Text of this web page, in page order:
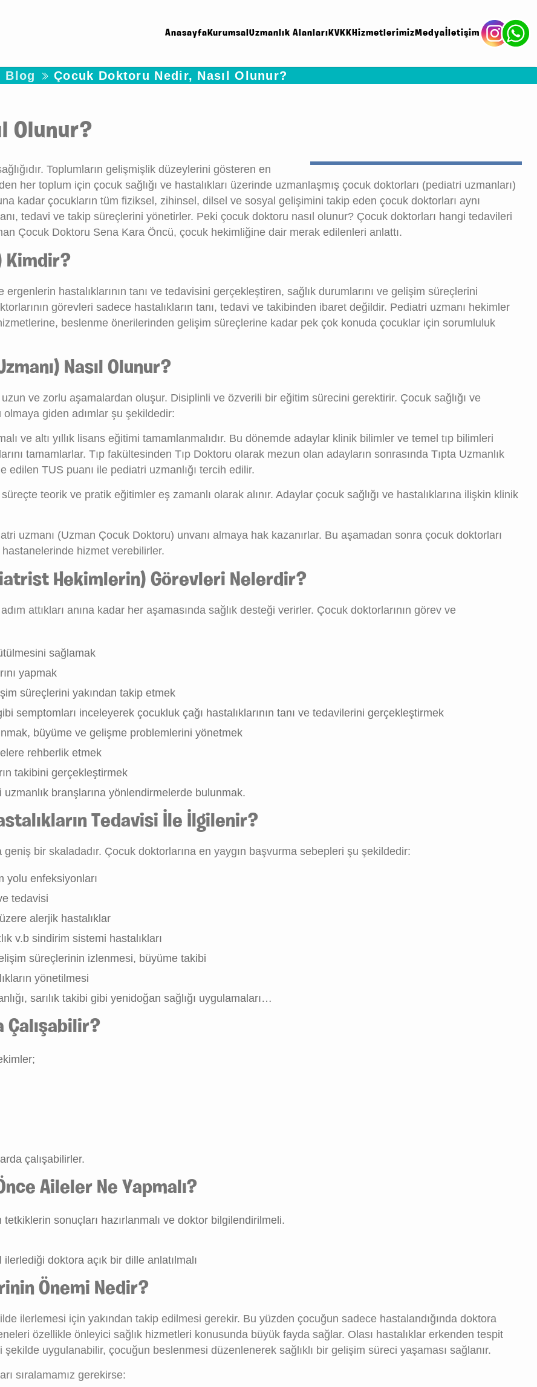
AnasayfaKurumsal Uzmanlık AlanlarıKVKKHizmetlerimizMedya İletişim
Blog Çocuk Doktoru Nedir, Nasıl Olunur?
Olunur?
Toplumların gelişmişlik düzeylerini gösteren en
her toplum için çocuk sağlığı ve hastalıkları üzerinde uzmanlaşmış çocuk doktorları (pediatri uzmanları)
kadar çocukların tüm fiziksel, zihinsel, dilsel ve sosyal gelişimini takip eden çocuk doktorları aynı
tedavi ve takip süreçlerini yönetirler. Peki çocuk doktoru nasıl olunur? Çocuk doktorları hangi tedavileri
Çocuk Doktoru Sena Kara Öncü, çocuk hekimliğine dair merak edilenleri anlattı.
Kimdir?
hastalıklarının tanı ve tedavisini gerçekleştiren, sağlık durumlarını ve gelişim süreçlerini
görevleri sadece hastalıkların tanı, tedavi ve takibinden ibaret değildir. Pediatri uzmanı hekimler
beslenme önerilerinden gelişim süreçlerine kadar pek çok konuda çocuklar için sorumluluk
Nasıl Olunur?
ve zorlu aşamalardan oluşur. Disiplinli ve özverili bir eğitim sürecini gerektirir. Çocuk sağlığı ve
giden adımlar şu şekildedir:
ve altı yıllık lisans eğitimi tamamlanmalıdır. Bu dönemde adaylar klinik bilimler ve temel tıp bilimleri
tamamlarlar. Tıp fakültesinden Tıp Doktoru olarak mezun olan adayların sonrasında Tıpta Uzmanlık
edilen TUS puanı ile pediatri uzmanlığı tercih edilir.
teorik ve pratik eğitimler eş zamanlı olarak alınır. Adaylar çocuk sağlığı ve hastalıklarına ilişkin klinik
uzmanı (Uzman Çocuk Doktoru) unvanı almaya hak kazanırlar. Bu aşamadan sonra çocuk doktorları
hizmet verebilirler.
Hekimlerin) Görevleri Nelerdir?
attıkları anına kadar her aşamasında sağlık desteği verirler. Çocuk doktorlarının görev ve
sağlamak
yapmak
süreçlerini yakından takip etmek
semptomları inceleyerek çocukluk çağı hastalıklarının tanı ve tedavilerini gerçekleştirmek
büyüme ve gelişme problemlerini yönetmek
rehberlik etmek
takibini gerçekleştirmek
branşlarına yönlendirmelerde bulunmak.
Tedavisi İle İlgilenir?
bir skaladadır. Çocuk doktorlarına en yaygın başvurma sebepleri şu şekildedir:
yolu enfeksiyonları
tedavisi
alerjik hastalıklar
v.b sindirim sistemi hastalıkları
süreçlerinin izlenmesi, büyüme takibi
yönetilmesi
sarılık takibi gibi yenidoğan sağlığı uygulamaları…
Çalışabilir?
çalışabilirler.
Aileler Ne Yapmalı?
sonuçları hazırlanmalı ve doktor bilgilendirilmeli.
ilerlediği doktora açık bir dille anlatılmalı
Önemi Nedir?
ilerlemesi için yakından takip edilmesi gerekir. Bu yüzden çocuğun sadece hastalandığında doktora
özellikle önleyici sağlık hizmetleri konusunda büyük fayda sağlar. Olası hastalıklar erkenden tespit
uygulanabilir, çocuğun beslenmesi düzenlenerek sağlıklı bir gelişim süreci yaşaması sağlanır.
sıralamamız gerekirse: